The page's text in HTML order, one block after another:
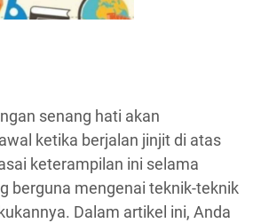
senang hati akan
ketika berjalan jinjit di atas
keterampilan ini selama
berguna mengenai teknik-teknik
Dalam artikel ini, Anda